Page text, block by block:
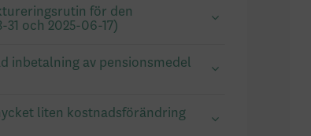
för den
och 2025-06-17)
inbetalning av pensionsmedel
liten kostnadsförändring